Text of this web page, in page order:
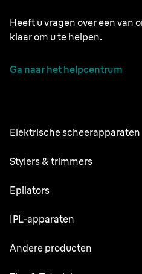
Heeft u vragen over een van
klaar om u te helpen.
Ga naar het helpcentrum
Elektrische scheerapparaten
NEVO
Series 5
Stylers & trimmers
Baardtrimmer
Series X
Epilators
Silk·épil SkinSpa
IPL-apparaten
Skin i·expert
Andere producten